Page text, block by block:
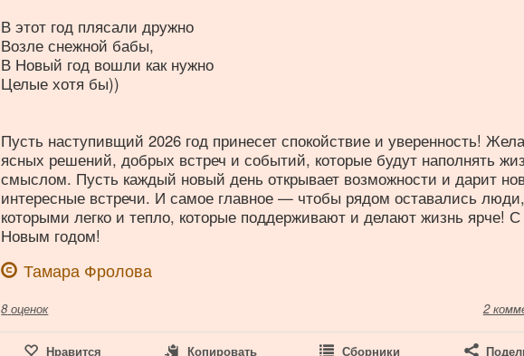
В этот год плясали дружно
Возле снежной бабы,
В Новый год вошли как нужно
Целые хотя бы))
Пусть наступивщий 2026 год принесет спокойствие и уверенность!
ясных решений, добрых встреч и событий, которые будут наполнять
смыслом. Пусть каждый новый день открывает возможности и дарит
интересные встречи. И самое главное — чтобы рядом оставались
которыми легко и тепло, которые поддерживают и делают жизнь ярче! С
Новым годом!
Тамара Фролова
8 оценок 2
Нравится Копировать Сборники